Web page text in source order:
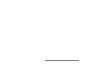
———